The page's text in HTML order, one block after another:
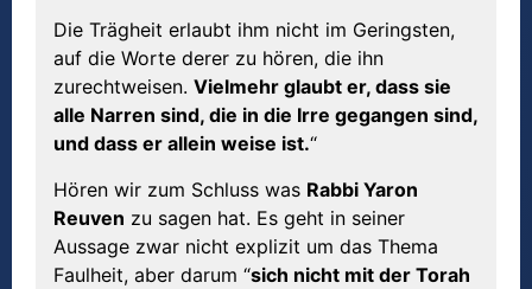
Die Trägheit erlaubt ihm nicht im Geringsten,
auf die Worte derer zu hören, die ihn
zurechtweisen. Vielmehr glaubt er, dass sie
alle Narren sind, die in die Irre gegangen sind,
und dass er allein weise ist.“
Hören wir zum Schluss was Rabbi Yaron
Reuven zu sagen hat. Es geht in seiner
Aussage zwar nicht explizit um das Thema
Faulheit, aber darum “sich nicht mit der Torah